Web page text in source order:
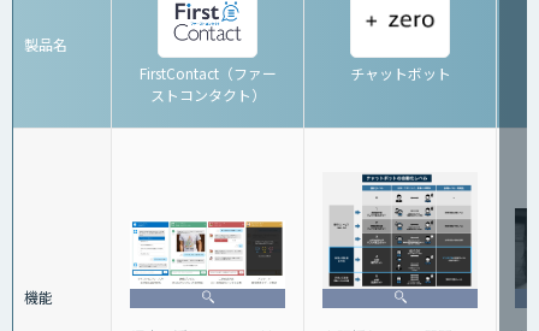
製品名
FirstContact（ファー
ストコンタクト）
チャットボット
機能